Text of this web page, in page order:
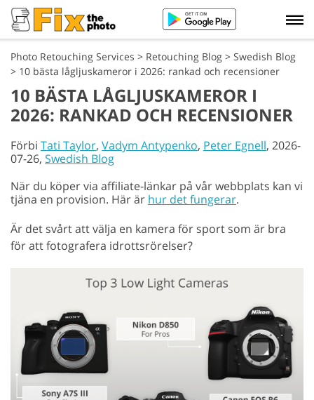
Photo Retouching Services > Retouching Blog > Swedish Blog
> 10 bästa lågljuskameror i 2026: rankad och recensioner
10 BÄSTA LÅGLJUSKAMEROR I
2026: RANKAD OCH RECENSIONER
Förbi Tati Taylor, Vadym Antypenko, Peter Egnell, 2026-
07-26, Swedish Blog
När du köper via affiliate-länkar på vår webbplats kan vi
tjäna en provision. Här är hur det fungerar.
Är det svårt att välja en kamera för sport som är bra
för att fotografera idrottsrörelser?